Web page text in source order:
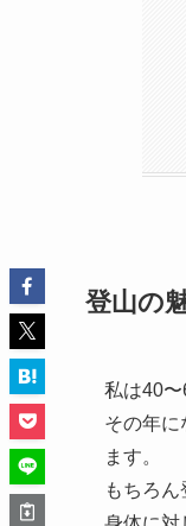
登山の
私は40
その年に
ます。
もちろ